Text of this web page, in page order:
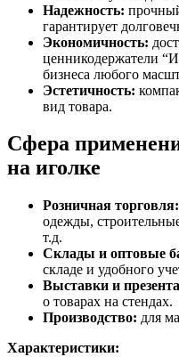
Надежность:
гарантирует
Экономичность:
ценникодержатели
бизнеса любого
Эстетичность:
вид товара.
Сфера
на иголке
Розничная торговля:
одежды,
т.д.
Склады и оптовые
складе и удобного
Выставки и
о товарах на стендах.
Производство: для
Характеристики: